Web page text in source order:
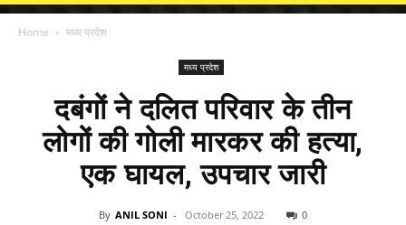
Home मध्य प्रदेश
मध्य प्रदेश
दबंगों ने दलित परिवार के तीन
लोगों की गोली मारकर की हत्या,
एक घायल, उपचार जारी
By ANIL SONI - October 25, 2022 0